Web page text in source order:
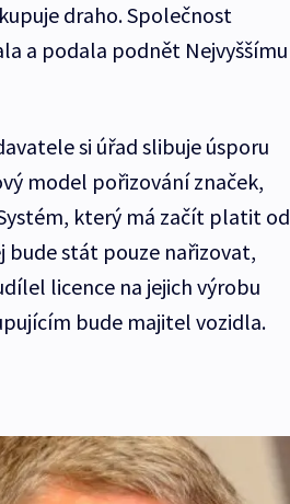
draho. Společnost
a podala podnět Nejvyššímu
si úřad slibuje úsporu
model pořizování značek,
který má začít platit od
bude stát pouze nařizovat,
licence na jejich výrobu
bude majitel vozidla.